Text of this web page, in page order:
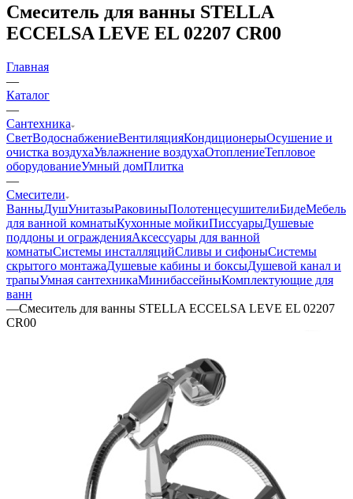
Смеситель для ванны STELLA
ECCELSA LEVE EL 02207 CR00
Главная
—
Каталог
—
Сантехника
СветВодоснабжениеВентиляцияКондиционерыОсушение и
очистка воздухаУвлажнение воздухаОтоплениеТепловое
оборудованиеУмный домПлитка
—
Смесители
ВанныДушУнитазыРаковиныПолотенцесушителиБидеМебель
для ванной комнатыКухонные мойкиПиссуарыДушевые
поддоны и огражденияАксессуары для ванной
комнатыСистемы инсталляцийСливы и сифоныСистемы
скрытого монтажаДушевые кабины и боксыДушевой канал и
трапыУмная сантехникаМинибассейныКомплектующие для
ванн
—Смеситель для ванны STELLA ECCELSA LEVE EL 02207
CR00